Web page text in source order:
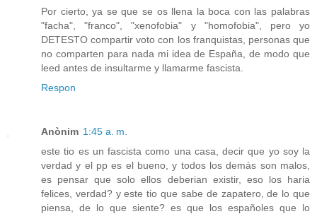
Por cierto, ya se que se os llena la boca con las palabras
"facha", "franco", "xenofobia" y "homofobia", pero yo
DETESTO compartir voto con los franquistas, personas que
no comparten para nada mi idea de España, de modo que
leed antes de insultarme y llamarme fascista.
Respon
Anònim 1:45 a. m.
este tio es un fascista como una casa, decir que yo soy la
verdad y el pp es el bueno, y todos los demás son malos,
es pensar que solo ellos deberian existir, eso los haria
felices, verdad? y este tio que sabe de zapatero, de lo que
piensa, de lo que siente? es que los españoles que lo